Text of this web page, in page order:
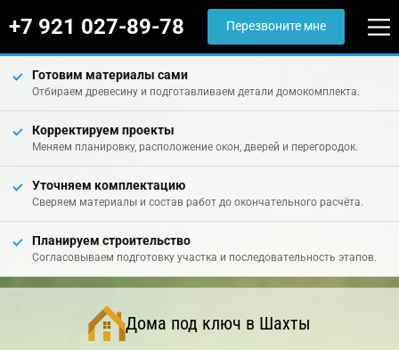
+7 921 027-89-78 Перезвоните мне
Готовим материалы сами
Отбираем древесину и подготавливаем детали домокомплекта.
Корректируем проекты
Меняем планировку, расположение окон, дверей и перегородок.
Уточняем комплектацию
Сверяем материалы и состав работ до окончательного расчёта.
Планируем строительство
Согласовываем подготовку участка и последовательность этапов.
Дома под ключ в Шахты